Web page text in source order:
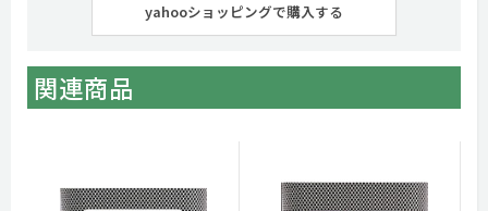
yahooショッピングで購入する
関連商品